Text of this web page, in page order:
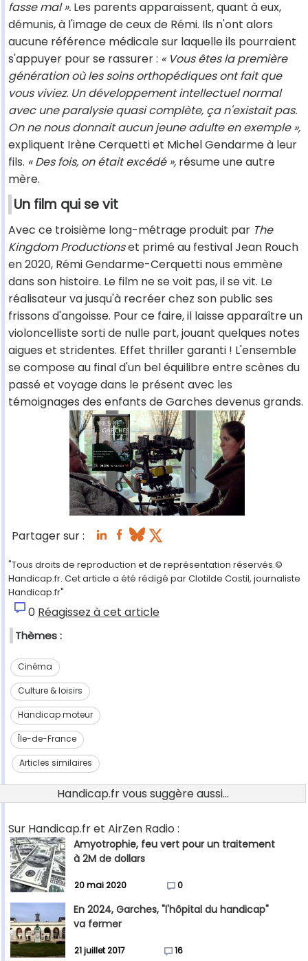
fasse mal ». Les parents apparaissent, quant à eux,
démunis, à l'image de ceux de Rémi. Ils n'ont alors
aucune référence médicale sur laquelle ils pourraient
s'appuyer pour se rassurer : « Vous êtes la première
génération où les soins orthopédiques ont fait que
vous viviez. Un développement intellectuel normal
avec une paralysie quasi complète, ça n'existait pas.
On ne nous donnait aucun jeune adulte en exemple »,
expliquent Irène Cerquetti et Michel Gendarme à leur
fils. « Des fois, on était excédé », résume une autre
mère.
Un film qui se vit
Avec ce troisième long-métrage produit par The
Kingdom Productionset primé au festival Jean Rouch
en 2020, Rémi Gendarme-Cerquetti nous emmène
dans son histoire. Le film ne se voit pas, il se vit. Le
réalisateur va jusqu'à recréer chez son public ses
frissons d'angoisse. Pour ce faire, il laisse apparaître un
violoncelliste sorti de nulle part, jouant quelques notes
aigues et stridentes. Effet thriller garanti ! L'ensemble
se compose au final d'un bel équilibre entre scènes du
passé et voyage dans le présent avec les
témoignages des enfants de Garches devenus grands.
Partager sur :
"Tous droits de reproduction et de représentation réservés.©
Handicap.fr. Cet article a été rédigé par Clotilde Costil, journaliste
Handicap.fr"
0 Réagissez à cet article
Thèmes :
Cinéma
Culture & loisirs
Handicap moteur
Île-de-France
Articles similaires
Handicap.fr vous suggère aussi...
Sur Handicap.fr et AirZen Radio :
Amyotrophie, feu vert pour un traitement
à 2M de dollars
20 mai 2020 0
En 2024, Garches, "l'hôpital du handicap"
va fermer
21 juillet 2017 16